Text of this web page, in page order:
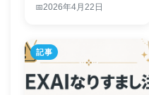
す…
2026年4月22日
記事